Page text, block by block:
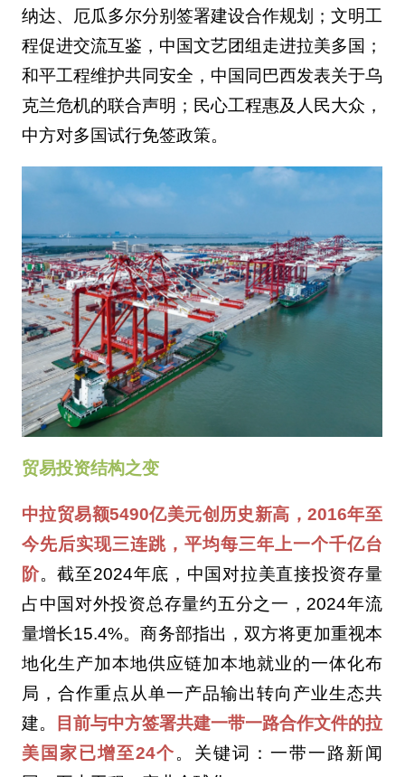
纳达、厄瓜多尔分别签署建设合作规划；文明工
程促进交流互鉴，中国文艺团组走进拉美多国；
和平工程维护共同安全，中国同巴西发表关于乌
克兰危机的联合声明；民心工程惠及人民大众，
中方对多国试行免签政策。
贸易投资结构之变
中拉贸易额5490亿美元创历史新高，2016年至
今先后实现三连跳，平均每三年上一个千亿台
阶。截至2024年底，中国对拉美直接投资存量
占中国对外投资总存量约五分之一，2024年流
量增长15.4%。商务部指出，双方将更加重视本
地化生产加本地供应链加本地就业的一体化布
局，合作重点从单一产品输出转向产业生态共
建。
目前与中方签署共建一带一路合作文件的拉
美国家已增至24个。关键词：一带一路新闻